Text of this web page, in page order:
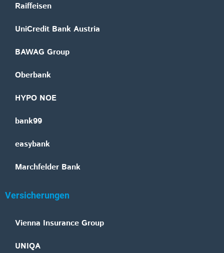
Raiffeisen
UniCredit Bank Austria
BAWAG Group
Oberbank
HYPO NOE
bank99
easybank
Marchfelder Bank
Versicherungen
Vienna Insurance Group
UNIQA